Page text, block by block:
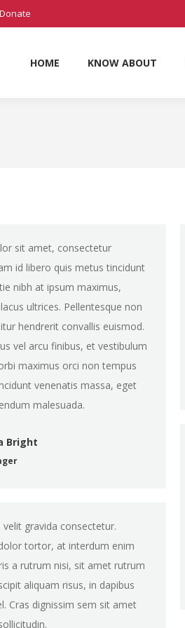
HOME KNOW ABOUT
sit amet, consectetur
id libero quis metus tincidunt
nibh at ipsum maximus,
ultrices. Pellentesque non
hendrerit convallis euismod.
vel arcu finibus, et vestibulum
maximus orci non tempus
venenatis massa, eget
malesuada.
Bright
velit gravida consectetur.
tortor, at interdum enim
a rutrum nisi, sit amet rutrum
aliquam risus, in dapibus
Cras dignissim sem sit amet